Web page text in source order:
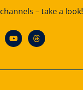
– take a look!